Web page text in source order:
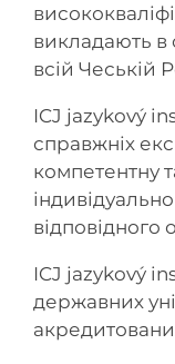
викладають
всій Чеській
ICJ jazykový
справжніх
компетентну
відповідного
ICJ jazykový
державних